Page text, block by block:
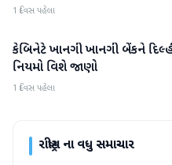
1 દિવસ પહેલા
રાષ્ટ્રીય
કેબિનેટે ખાનગી ખાનગી બેંકને
નિયમો વિશે જાણો
1 દિવસ પહેલા
રાષ્ટ્રીયના વધુ સમાચાર